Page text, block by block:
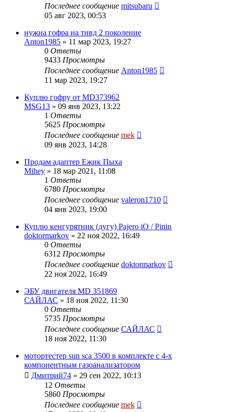
Последнее сообщение mitsubaru
05 авг 2023, 00:53
нужна гофра на тнвд 2 поколение
Anton1985 » 11 мар 2023, 19:27
0 Ответы
9433 Просмотры
Последнее сообщение Anton1985
11 мар 2023, 19:27
Куплю гофру от MD373962
MSG13 » 09 янв 2023, 13:22
1 Ответы
5625 Просмотры
Последнее сообщение mek
09 янв 2023, 14:28
Продам адаптер Ежик Пыха
Mihey » 18 мар 2021, 11:08
1 Ответы
6780 Просмотры
Последнее сообщение valeron1710
04 янв 2023, 19:00
Куплю кенгурятник (дугу) Pajero iO / Pinin
doktormarkov » 22 ноя 2022, 16:49
0 Ответы
6312 Просмотры
Последнее сообщение doktormarkov
22 ноя 2022, 16:49
ЭБУ двигателя MD 351869
САЙЛАС » 18 ноя 2022, 11:30
0 Ответы
5735 Просмотры
Последнее сообщение САЙЛАС
18 ноя 2022, 11:30
мотортестер sun sca 3500 в комплекте с 4-х
компонентным газоанализатором
Дмитрий74 » 29 сен 2022, 10:13
12 Ответы
5860 Просмотры
Последнее сообщение mek